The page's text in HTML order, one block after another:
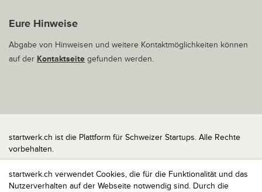
startwerk.ch verwendet Cookies, die für die Funktionalität und das
Nutzerverhalten auf der Webseite notwendig sind. Durch die
Eure Hinweise
Abgabe von Hinweisen und weitere Kontaktmöglichkeiten können
auf der Kontaktseite gefunden werden.
startwerk.ch ist die Plattform für Schweizer Startups. Alle Rechte
vorbehalten.
Impressum
Kontakt